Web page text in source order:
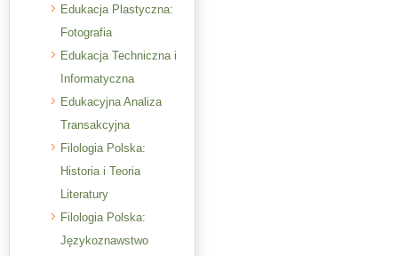
Edukacja Plastyczna:
Fotografia
Edukacja Techniczna i
Informatyczna
Edukacyjna Analiza
Transakcyjna
Filologia Polska:
Historia i Teoria
Literatury
Filologia Polska:
Językoznawstwo